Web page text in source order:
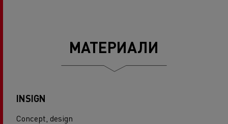
МАТЕРИАЛИ
INSIGN
Concept, design